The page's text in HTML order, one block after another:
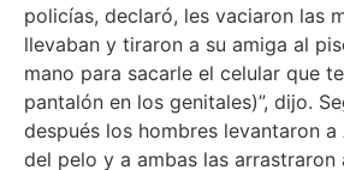
policías, declaró, les vaciaron las
llevaban y tiraron a su amiga al
mano para sacarle el celular que
pantalón en los genitales)”, dijo.
después los hombres levantaron
del pelo y a ambas las arrastraron